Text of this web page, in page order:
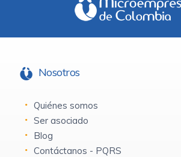
Nosotros
Quiénes somos
Ser asociado
Blog
Contáctanos - PQRS